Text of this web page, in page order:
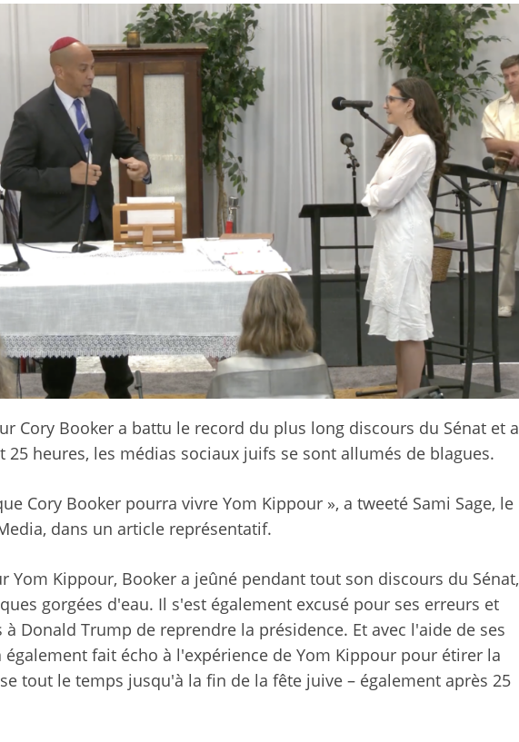
Cory Booker a battu le record du plus long discours du Sénat et a
heures, les médias sociaux juifs se sont allumés de blagues.
Cory Booker pourra vivre Yom Kippour », a tweeté Sami Sage, le
dans un article représentatif.
Yom Kippour, Booker a jeûné pendant tout son discours du Sénat,
gorgées d'eau. Il s'est également excusé pour ses erreurs et
Donald Trump de reprendre la présidence. Et avec l'aide de ses
fait écho à l'expérience de Yom Kippour pour étirer la
tout le temps jusqu'à la fin de la fête juive – également après 25